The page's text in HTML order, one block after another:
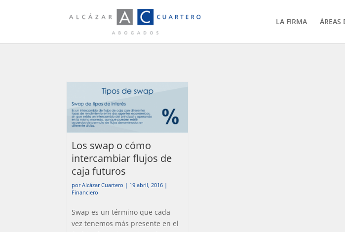
LA FIRMA ÁREAS
Los swap o cómo
intercambiar flujos de
caja futuros
porAlcázar Cuartero | 19 abril, 2016 |
Financiero
Swap es un término que cada
vez tenemos más presente en el